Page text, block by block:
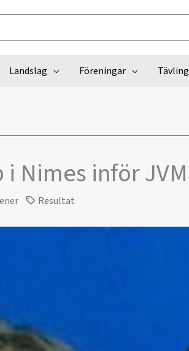
Landslag Föreningar Tävling
i Nimes inför JVM
Resultat